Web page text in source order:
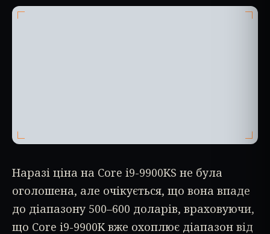
Наразі ціна на Core i9-9900KS не була
оголошена, але очікується, що вона впаде
до діапазону 500–600 доларів, враховуючи,
що Core i9-9900K вже охоплює діапазон від